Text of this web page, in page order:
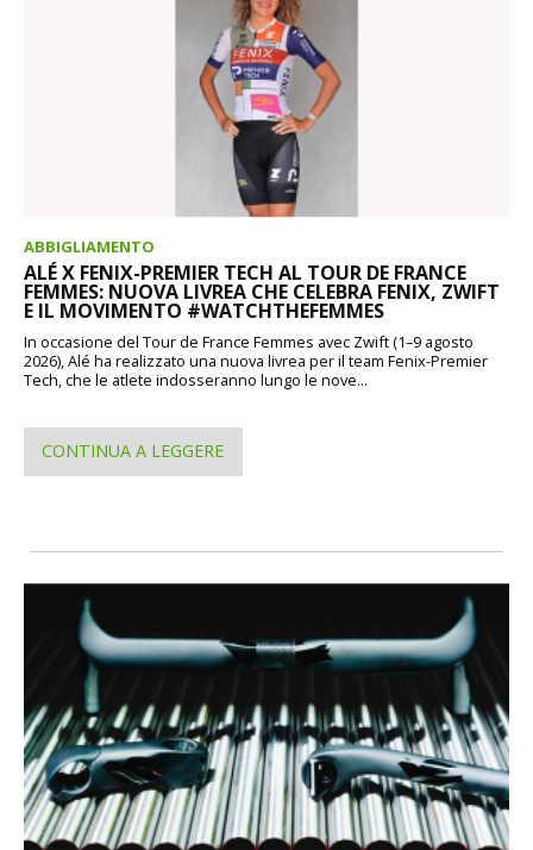
ABBIGLIAMENTO
ALÉ X FENIX-PREMIER TECH AL TOUR DE FRANCE
FEMMES: NUOVA LIVREA CHE CELEBRA FENIX, ZWIFT
E IL MOVIMENTO #WATCHTHEFEMMES
In occasione del Tour de France Femmes avec Zwift (1–9 agosto
2026), Alé ha realizzato una nuova livrea per il team Fenix-Premier
Tech, che le atlete indosseranno lungo le nove...
CONTINUA A LEGGERE